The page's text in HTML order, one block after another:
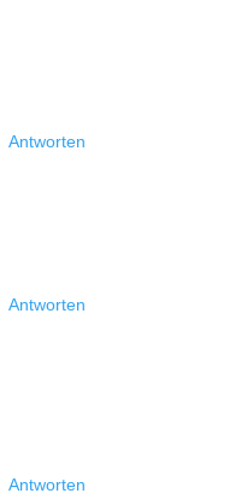
Antworten
Antworten
Antworten